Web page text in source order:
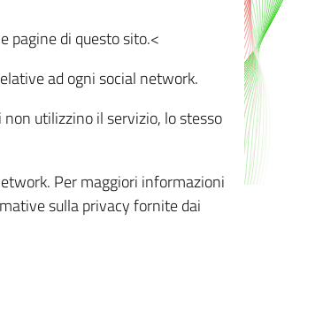
pagine di questo sito.<
ad ogni social network.
utilizzino il servizio, lo stesso
Per maggiori informazioni
sulla privacy fornite dai